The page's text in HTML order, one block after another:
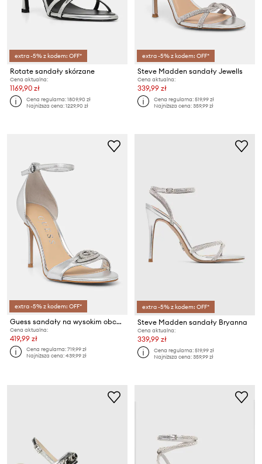
extra -5% z kodem: OFF*
Rotate sandały skórzane
Cena aktualna:
1169,90 zł
Cena regularna:1809,90 zł
Najniższa cena:1229,90 zł
extra -5% z kodem: OFF*
Steve Madden sandały Jewells
Cena aktualna:
339,99 zł
Cena regularna:519,99 zł
Najniższa cena:359,99 zł
extra -5% z kodem: OFF*
Guess sandały na wysokim obcasie KABRINAA
Cena aktualna:
419,99 zł
Cena regularna:719,99 zł
Najniższa cena:439,99 zł
extra -5% z kodem: OFF*
Steve Madden sandały Bryanna
Cena aktualna:
339,99 zł
Cena regularna:519,99 zł
Najniższa cena:359,99 zł